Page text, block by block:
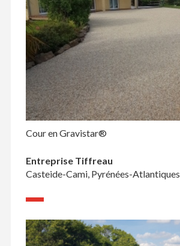
Cour en Gravistar®
Entreprise Tiffreau
Casteide-Cami, Pyrénées-Atlantiques